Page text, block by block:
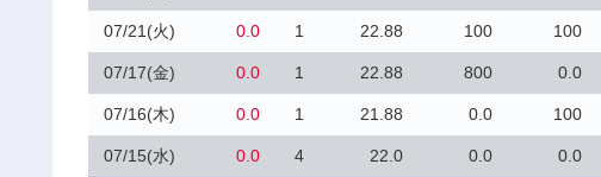
07/21(火) 0.0 1 22.88 100 100
07/17(金) 0.0 1 22.88 800 0.0
07/16(木) 0.0 1 21.88 0.0 100
07/15(水) 0.0 4 22.0 0.0 0.0